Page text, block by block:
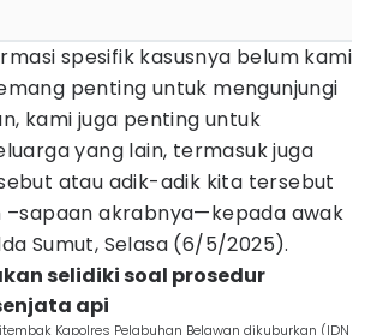
spesifik kasusnya belum kami
penting untuk mengunjungi
kami juga penting untuk
yang lain, termasuk juga
atau adik-adik kita tersebut
–sapaan akrabnya—kepada awak
Sumut, Selasa (6/5/2025).
selidiki soal prosedur
api
Kapolres Pelabuhan Belawan dikuburkan (IDN